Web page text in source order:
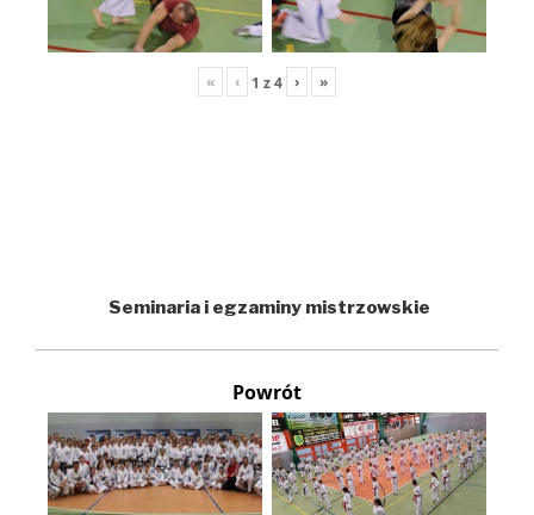
« ‹ 1 z4 › »
Seminaria i egzaminy mistrzowskie
Powrót